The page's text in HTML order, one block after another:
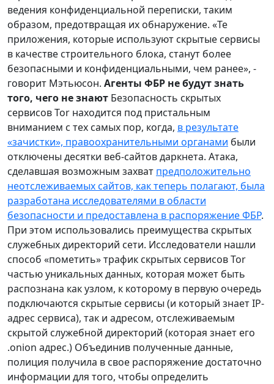
ведения конфиденциальной переписки, таким
образом, предотвращая их обнаружение. «Те
приложения, которые используют скрытые сервисы
в качестве строительного блока, станут более
безопасными и конфиденциальными, чем ранее», -
говорит Мэтьюсон. Агенты ФБР не будут знать
того, чего не знают Безопасность скрытых
сервисов Tor находится под пристальным
вниманием с тех самых пор, когда, в результате
«зачистки», правоохранительными органами были
отключены десятки веб-сайтов даркнета. Атака,
сделавшая возможным захват предположительно
неотслеживаемых сайтов, как теперь полагают, была
разработана исследователями в области
безопасности и предоставлена в распоряжение ФБР.
При этом использовались преимущества скрытых
служебных директорий сети. Исследователи нашли
способ «пометить» трафик скрытых сервисов Tor
частью уникальных данных, которая может быть
распознана как узлом, к которому в первую очередь
подключаются скрытые сервисы (и который знает IP-
адрес сервиса), так и адресом, отслеживаемым
скрытой служебной директорий (которая знает его
.onion адрес.) Объединив полученные данные,
полиция получила в свое распоряжение достаточно
информации для того, чтобы определить